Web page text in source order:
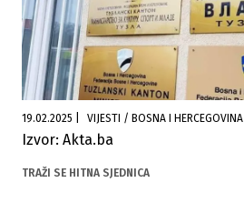
19.02.2025 VIJESTI / BOSNA I HERCEGOVINA
Izvor: Akta.ba
TRAŽI SE HITNA SJEDNICA